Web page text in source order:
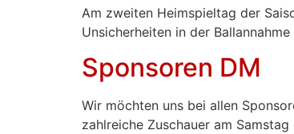
Am zweiten Heimspieltag der
Unsicherheiten in der
Sponsoren DM
Wir möchten uns bei allen
zahlreiche Zuschauer am